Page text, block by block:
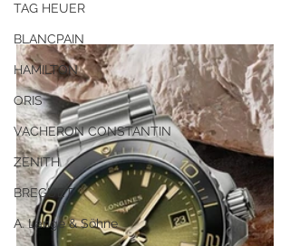
TAG HEUER
BLANCPAIN
HAMILTON
ORIS
VACHERON CONSTANTIN
ZENITH
BREGUET
A. Lange & Söhne